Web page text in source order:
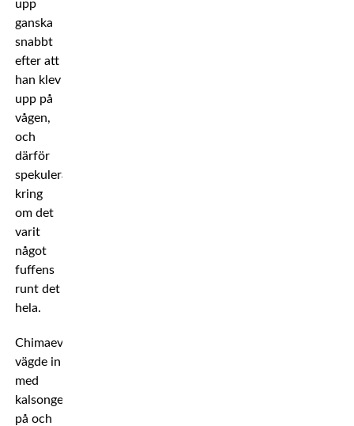
upp
ganska
snabbt
efter att
han klev
upp på
vågen,
och
därför
spekulerat
kring
om det
varit
något
fuffens
runt det
hela.
Chimaev
vägde in
med
kalsongerna
på och